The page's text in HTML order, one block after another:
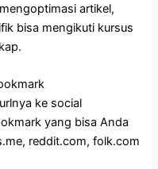
artikel,
bisa mengikuti kursus
ke social
yang bisa Anda
reddit.com, folk.com